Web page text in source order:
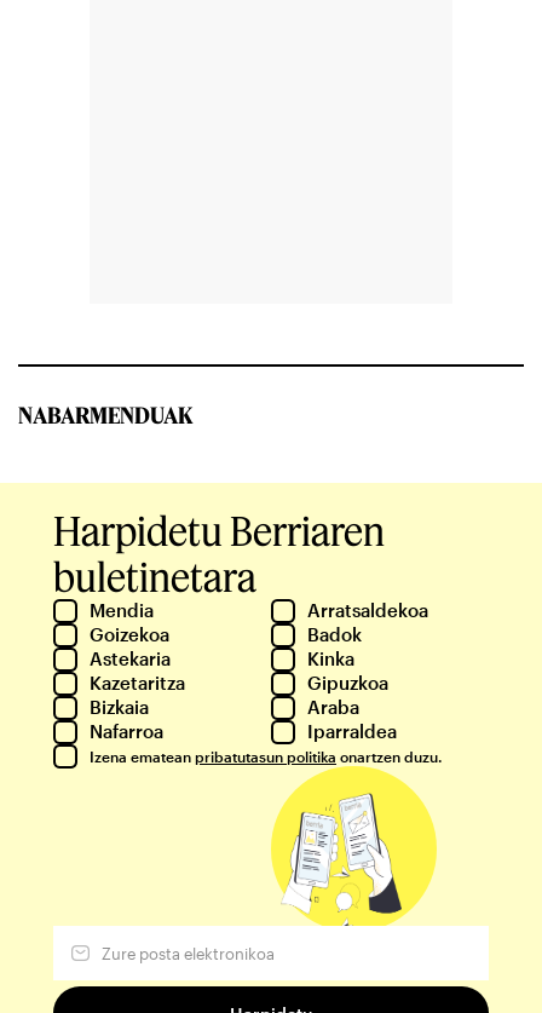
NABARMENDUAK
Harpidetu Berriaren
buletinetara
Mendia
Arratsaldekoa
Goizekoa
Badok
Astekaria
Kinka
Kazetaritza
Gipuzkoa
Bizkaia
Araba
Nafarroa
Iparraldea
Izena ematean pribatutasun politika onartzen duzu.